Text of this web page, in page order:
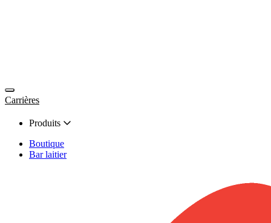
Carrières
Produits
Boutique
Bar laitier